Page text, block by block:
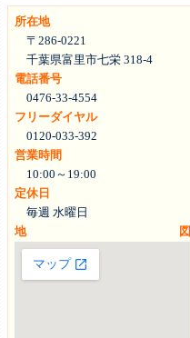
記
事所在地
〒286-0221
千葉県富里市七栄 318-4
電話番号
0476-33-4554
フリーダイヤル
0120-033-392
営業時間
10:00～19:00
定休日
毎週 水曜日
地図